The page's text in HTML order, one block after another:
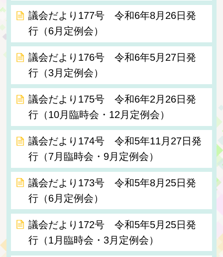
議会だより177号 令和6年8月26日発
行（6月定例会）
議会だより176号 令和6年5月27日発
行（3月定例会）
議会だより175号 令和6年2月26日発
行（10月臨時会・12月定例会）
議会だより174号 令和5年11月27日発
行（7月臨時会・9月定例会）
議会だより173号 令和5年8月25日発
行（6月定例会）
議会だより172号 令和5年5月25日発
行（1月臨時会・3月定例会）